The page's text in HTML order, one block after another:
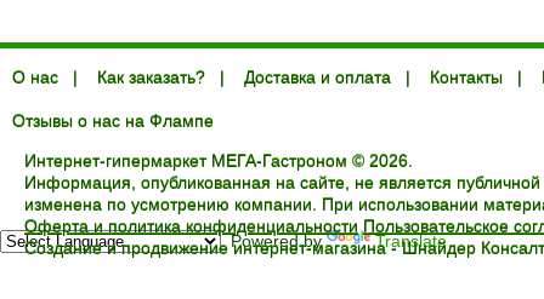
О нас | Как заказать? | Доставка и оплата | Контакты |
Отзывы о нас на Флампе
Интернет-гипермаркет МЕГА-Гастроном © 2026.
Информация, опубликованная на сайте, не является
изменена по усмотрению компании. При использовании
Оферта и политика конфиденциальности Пользовательское
Создание и продвижение интернет-магазина -Шнайдер
Powered by Translate